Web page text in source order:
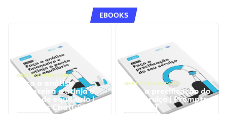
EBOOKS
GESTÃO FINANCEIRA
Faça a análise
financeira e atinja o
ponto de equilíbrio |
Prompts ChatGPT
GESTÃO FINANCEIRA
Faça a precificação do
seu serviço | Prompts
ChatGPT